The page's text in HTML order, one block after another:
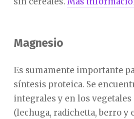
Magnesio
Es sumamente importante
síntesis proteica. Se
integrales y en los vegetales
(lechuga, radichetta, berro y